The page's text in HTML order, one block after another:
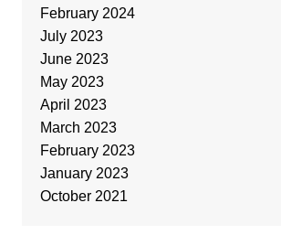
February 2024
July 2023
June 2023
May 2023
April 2023
March 2023
February 2023
January 2023
October 2021